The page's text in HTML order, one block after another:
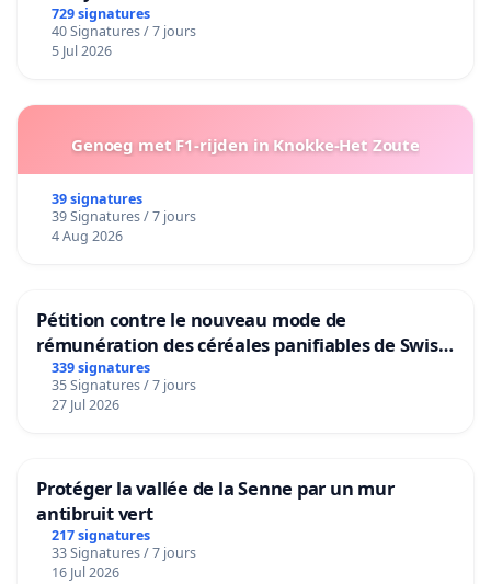
729 signatures
40 Signatures / 7 jours
5 Jul 2026
Genoeg met F1-rijden in Knokke-Het Zoute
39 signatures
39 Signatures / 7 jours
4 Aug 2026
Pétition contre le nouveau mode de
rémunération des céréales panifiables de Swiss
granum basé sur la teneur en protéines
339 signatures
35 Signatures / 7 jours
27 Jul 2026
Protéger la vallée de la Senne par un mur
antibruit vert
217 signatures
33 Signatures / 7 jours
16 Jul 2026